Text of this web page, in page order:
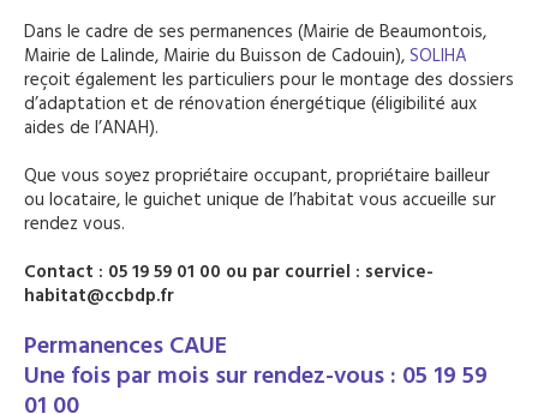
Dans le cadre de ses permanences (Mairie de Beaumontois,
Mairie de Lalinde, Mairie du Buisson de Cadouin),SOLIHA
reçoit également les particuliers pour le montage des dossiers
d’adaptation et de rénovation énergétique (éligibilité aux
aides de l’ANAH).
Que vous soyez propriétaire occupant, propriétaire bailleur
ou locataire, le guichet unique de l’habitat vous accueille sur
rendez vous.
Contact : 05 19 59 01 00 ou par courriel : service-
habitat@ccbdp.fr
Permanences CAUE
Une fois par mois sur rendez-vous : 05 19 59